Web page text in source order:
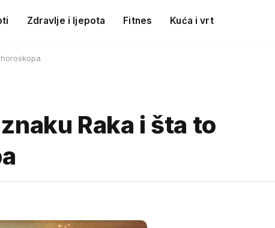
Zdravlje i ljepota Fitnes Kuća i vrt
Raka i šta to